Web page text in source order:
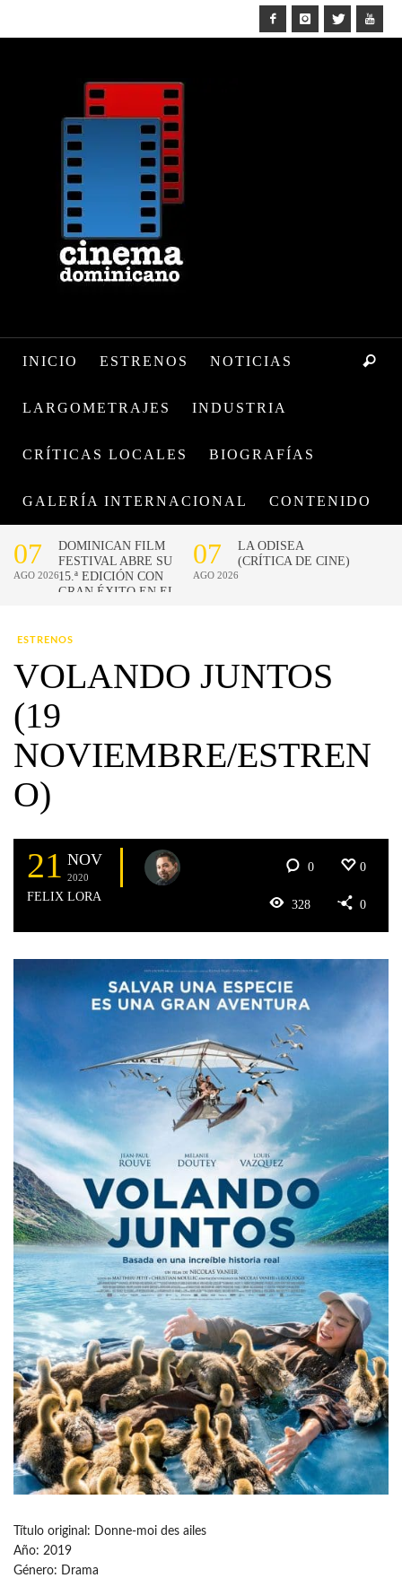
INICIO ESTRENOS NOTICIAS
LARGOMETRAJES INDUSTRIA
CRÍTICAS LOCALES BIOGRAFÍAS
GALERÍA INTERNACIONAL CONTENIDO
ESTRENOS
VOLANDO JUNTOS
(19
NOVIEMBRE/ESTREN
O)
21 NOV
2020
FELIX LORA
0 0
328 0
Título original: Donne-moi des ailes
Año: 2019
Género: Drama